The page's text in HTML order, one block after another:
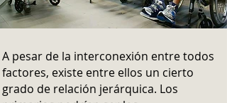
A pesar de la interconexión entre todos
factores, existe entre ellos un cierto
grado de relación jerárquica. Los